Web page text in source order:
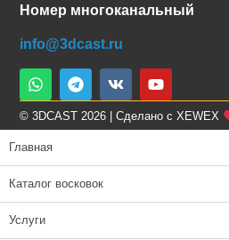
Номер многоканальный
info@3dcast.ru
© 3DCAST 2026 | Сделано с XEWEX
Главная
Каталог восковок
Услуги